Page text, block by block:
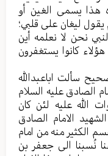
یسمی الغین أو
یقول لیغان علی قلبي؛
نحن لا نعلمه أين
کانوا یستغفرون
سألت اباعبدالله
الصادق علیه السلام
الله علیه لئن کان
الامام الصادق
الکثیر منه من امام
نُسبنا الی جعفر بن